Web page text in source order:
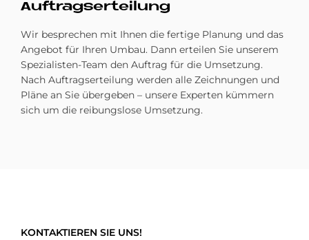
Auf­trags­er­tei­lung
Wir besprechen mit Ihnen die fertige Planung und das
Angebot für Ihren Umbau. Dann erteilen Sie unserem
Spezialisten-Team den Auftrag für die Umsetzung.
Nach Auftragserteilung werden alle Zeichnungen und
Pläne an Sie übergeben – unsere Experten kümmern
sich um die reibungslose Umsetzung.
KONTAKTIEREN SIE UNS!